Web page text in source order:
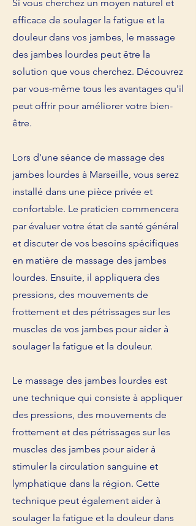
Si vous cherchez un moyen naturel et
efficace de soulager la fatigue et la
douleur dans vos jambes, le massage
des jambes lourdes peut être la
solution que vous cherchez. Découvrez
par vous-même tous les avantages qu'il
peut offrir pour améliorer votre bien-
être.
Lors d'une séance de massage des
jambes lourdes à Marseille, vous serez
installé dans une pièce privée et
confortable. Le praticien commencera
par évaluer votre état de santé général
et discuter de vos besoins spécifiques
en matière de massage des jambes
lourdes. Ensuite, il appliquera des
pressions, des mouvements de
frottement et des pétrissages sur les
muscles de vos jambes pour aider à
soulager la fatigue et la douleur.
Le massage des jambes lourdes est
une technique qui consiste à appliquer
des pressions, des mouvements de
frottement et des pétrissages sur les
muscles des jambes pour aider à
stimuler la circulation sanguine et
lymphatique dans la région. Cette
technique peut également aider à
soulager la fatigue et la douleur dans